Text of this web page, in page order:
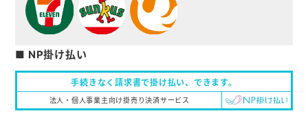
■ NP掛け払い
手続きなく請求書で掛け払い、 できます。
法人・個人事業主向け掛売り決済サービス